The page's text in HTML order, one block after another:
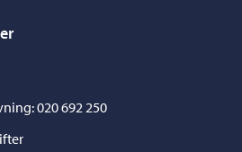
020 692 250